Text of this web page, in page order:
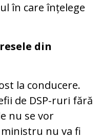
în care înțelege
din
la conducere.
de DSP-ruri fără
nu se vor
nu va fi